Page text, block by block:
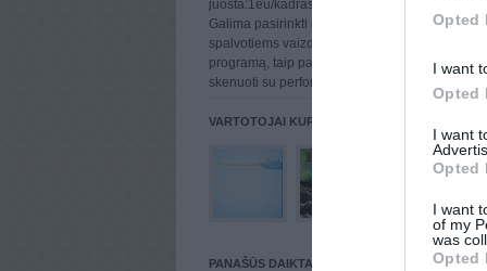
Opted
I want
Opted
I want
Opted
I want
of my
was
Opted
juosta:1eu/kadras nepriklausomai nuo
Galima pasirinkti norimą formatą: jpg arba tiff,
spalvotiems vaizdams galima pritaikyti dulkių
programą, taip pat yra galimybė 135 formato
skenuoti su perforacija.
VARTOTOJAI KURIE PATALPINĘ DAIKTĄ Į NORŲ
PANAŠŪS DAIKTAI